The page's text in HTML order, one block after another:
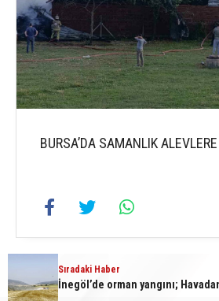
BURSA’DA SAMANLIK
Sıradaki Haber